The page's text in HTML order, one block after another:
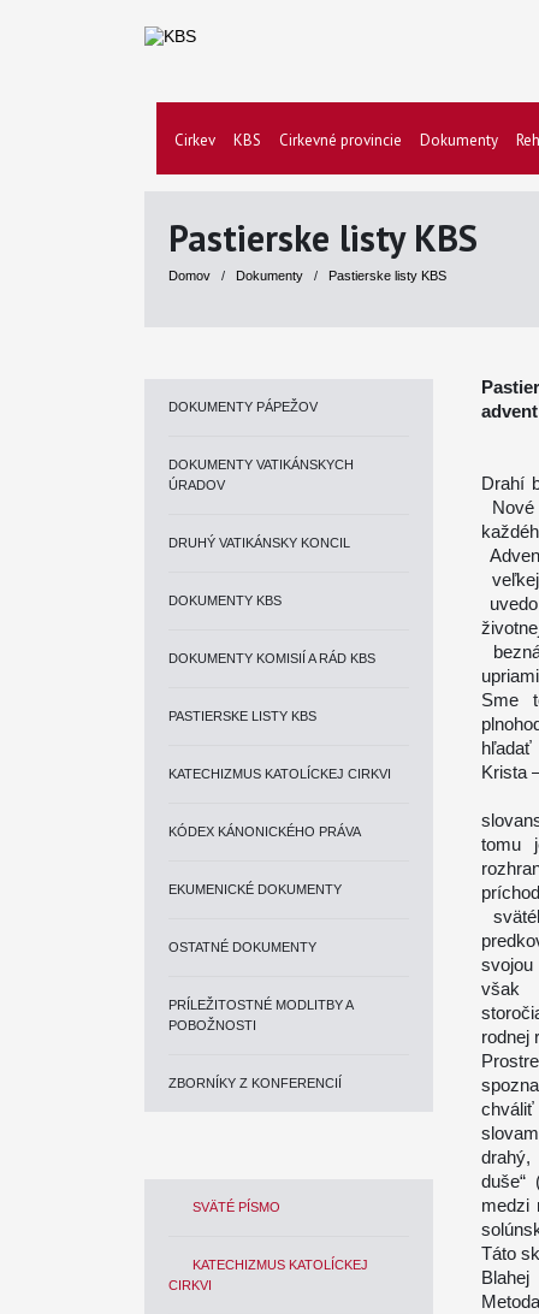
Cirkev KBS Cirkevné provincie Dokumenty
Pastierske listy KBS
Domov / Dokumenty / Pastierske listy KBS
DOKUMENTY PÁPEŽOV
DOKUMENTY VATIKÁNSKYCH
ÚRADOV
DRUHÝ VATIKÁNSKY KONCIL
DOKUMENTY KBS
DOKUMENTY KOMISIÍ A RÁD KBS
PASTIERSKE LISTY KBS
KATECHIZMUS KATOLÍCKEJ CIRKVI
KÓDEX KÁNONICKÉHO PRÁVA
EKUMENICKÉ DOKUMENTY
OSTATNÉ DOKUMENTY
PRÍLEŽITOSTNÉ MODLITBY A
POBOŽNOSTI
ZBORNÍKY Z KONFERENCIÍ
SVÄTÉ PÍSMO
KATECHIZMUS KATOLÍCKEJ
CIRKVI
Drahí
Sme
hľadať
Krista
tomu
však
rodnej
chváliť
drahý,
duše“
medzi
Táto